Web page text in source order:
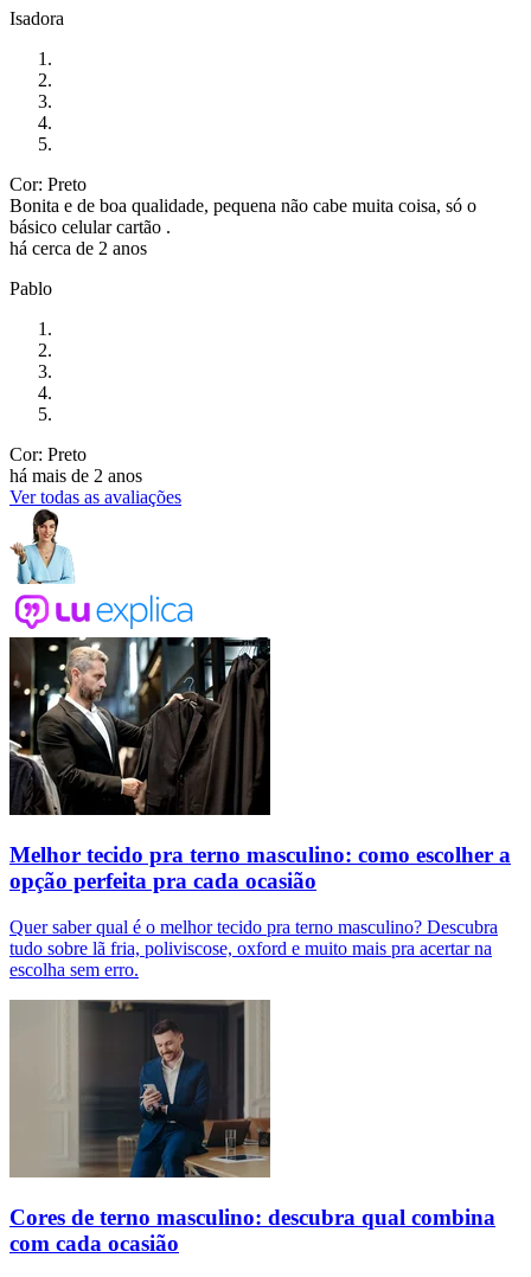
Isadora
Cor: Preto
Bonita e de boa qualidade, pequena não cabe muita coisa, só o
básico celular cartão .
há cerca de 2 anos
Pablo
Cor: Preto
há mais de 2 anos
Ver todas as avaliações
Melhor tecido pra terno masculino: como escolher a
opção perfeita pra cada ocasião
Quer saber qual é o melhor tecido pra terno masculino? Descubra
tudo sobre lã fria, poliviscose, oxford e muito mais pra acertar na
escolha sem erro.
Cores de terno masculino: descubra qual combina
com cada ocasião